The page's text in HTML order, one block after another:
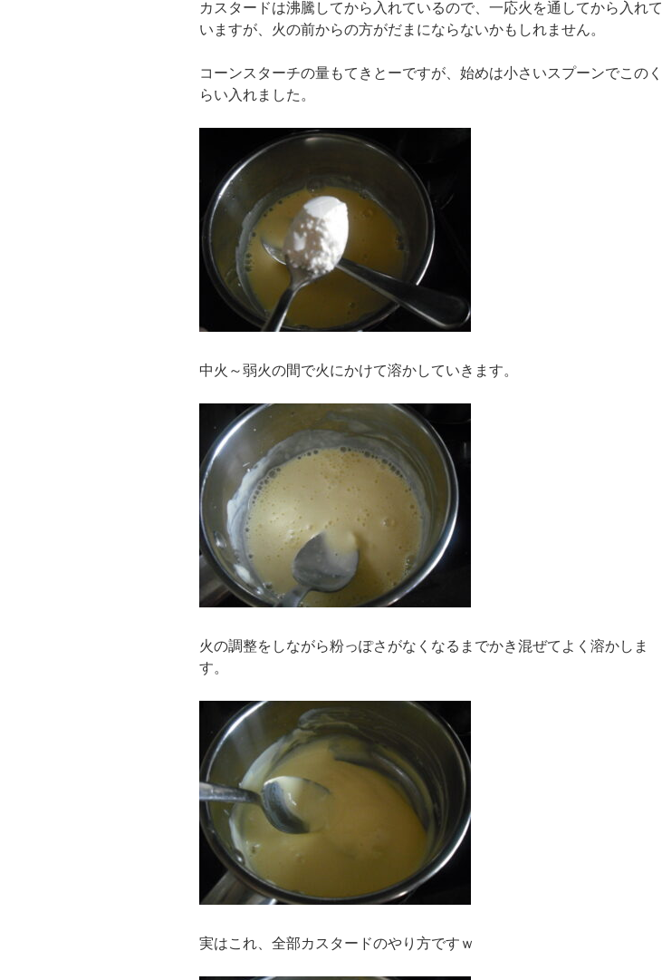
カスタードは沸騰してから入れているので、一応火を通してから入れて
いますが、火の前からの方がだまにならないかもしれません。
コーンスターチの量もてきとーですが、始めは小さいスプーンでこのく
らい入れました。
中火～弱火の間で火にかけて溶かしていきます。
火の調整をしながら粉っぽさがなくなるまでかき混ぜてよく溶かしま
す。
実はこれ、全部カスタードのやり方ですｗ